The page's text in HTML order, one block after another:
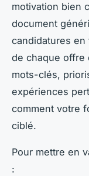
motivation bien
document
candidatures
de chaque offre
mots-clés,
expériences
comment votre
ciblé.
Pour mettre en
: